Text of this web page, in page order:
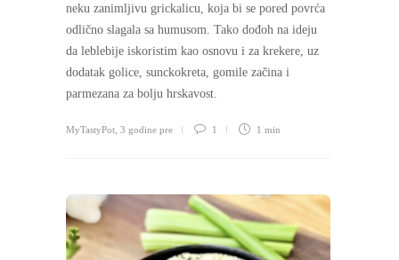
neku zanimljivu grickalicu, koja bi se pored povrća
odlično slagala sa humusom. Tako dođoh na ideju
da leblebije iskoristim kao osnovu i za krekere, uz
dodatak golice, sunckokreta, gomile začina i
parmezana za bolju hrskavost.
MyTastyPot 3 godine pre 1 1 min